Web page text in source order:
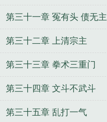
第三十一章 冤有头 债无主
第三十二章 上清宗主
第三十三章 拳术三重门
第三十四章 文斗不武斗
第三十五章 乱打一气